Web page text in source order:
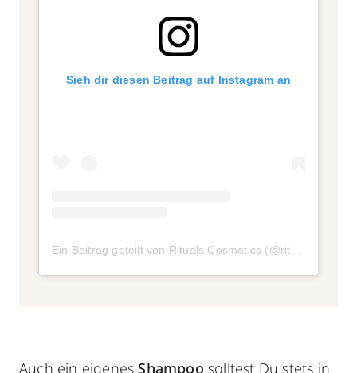
Sieh dir diesen Beitrag auf Instagram an
Auch ein eigenes Shampoo solltest Du stets in